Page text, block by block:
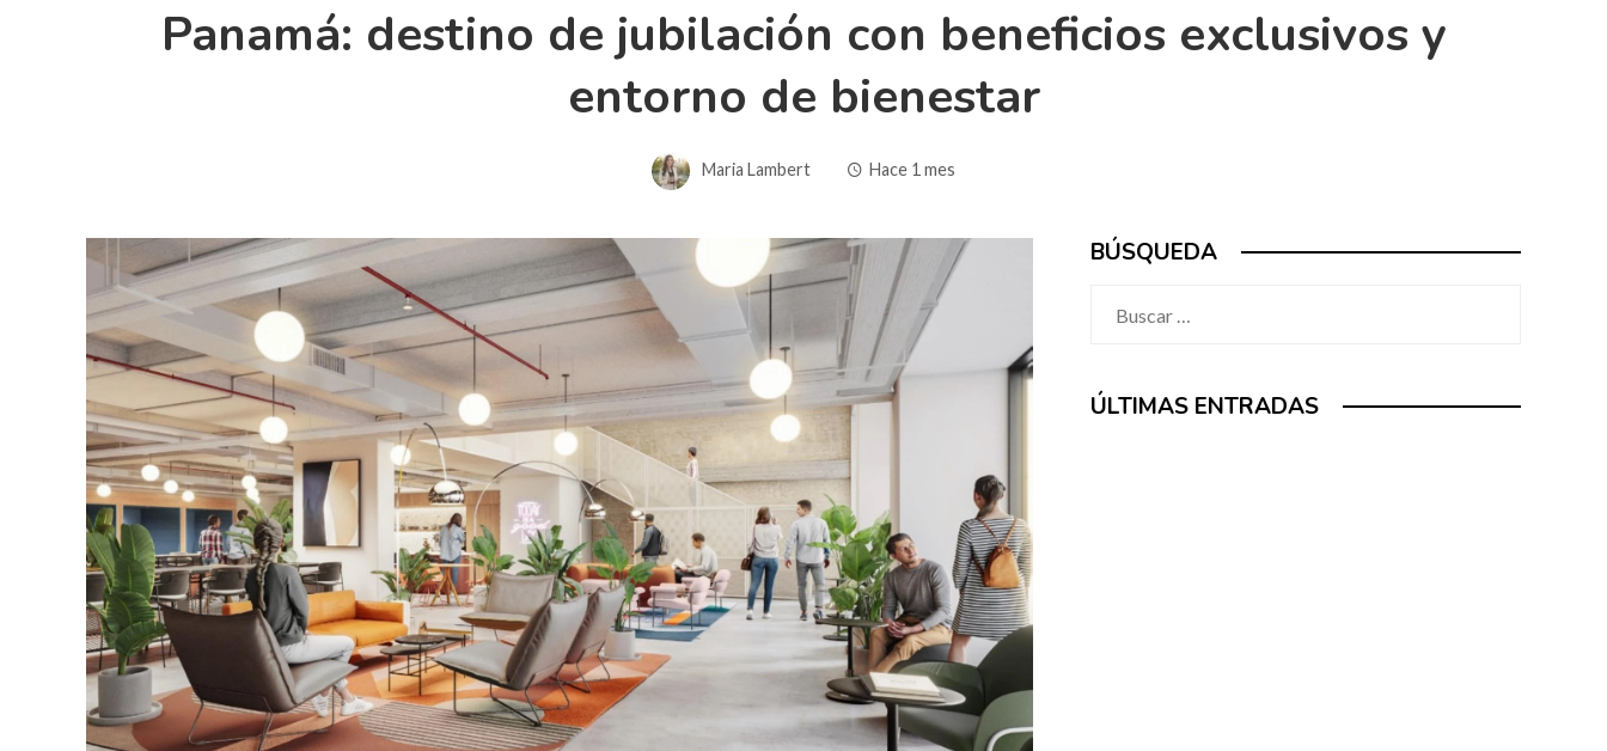
Panamá: destino de jubilación con beneficios exclusivos y
entorno de bienestar
Maria Lambert Hace 1 mes
BÚSQUEDA
ÚLTIMAS ENTRADAS